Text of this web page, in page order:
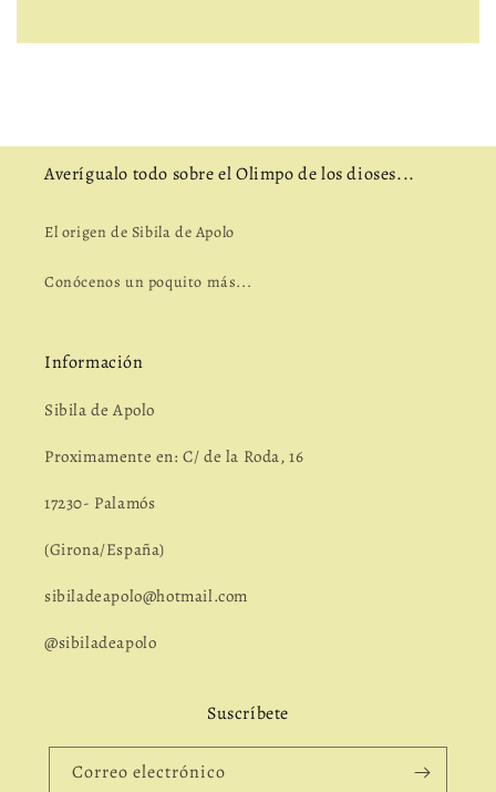
Averígualo todo sobre el Olimpo de los dioses...
El origen de Sibila de Apolo
Conócenos un poquito más...
Información
Sibila de Apolo
Proximamente en: C/ de la Roda, 16
17230- Palamós
(Girona/España)
sibiladeapolo@hotmail.com
@sibiladeapolo
Suscríbete
Correo electrónico